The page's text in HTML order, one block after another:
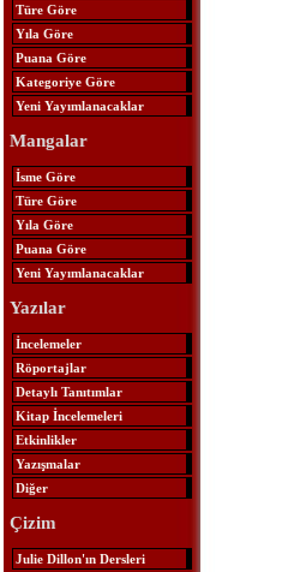
Türe Göre
Yıla Göre
Puana Göre
Kategoriye Göre
Yeni Yayımlanacaklar
Mangalar
İsme Göre
Türe Göre
Yıla Göre
Puana Göre
Yeni Yayımlanacaklar
Yazılar
İncelemeler
Röportajlar
Detaylı Tanıtımlar
Kitap İncelemeleri
Etkinlikler
Yazışmalar
Diğer
Çizim
Julie Dillon'ın Dersleri